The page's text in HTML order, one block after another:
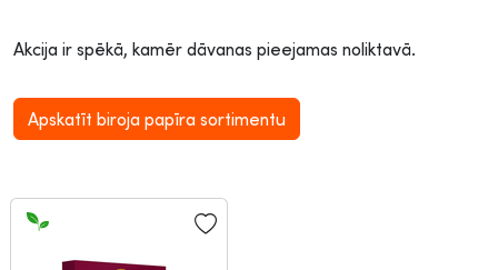
Akcija ir spēkā, kamēr dāvanas pieejamas noliktavā.
Apskatīt biroja papīra sortimentu